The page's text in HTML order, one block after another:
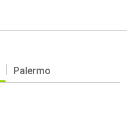
Palermo